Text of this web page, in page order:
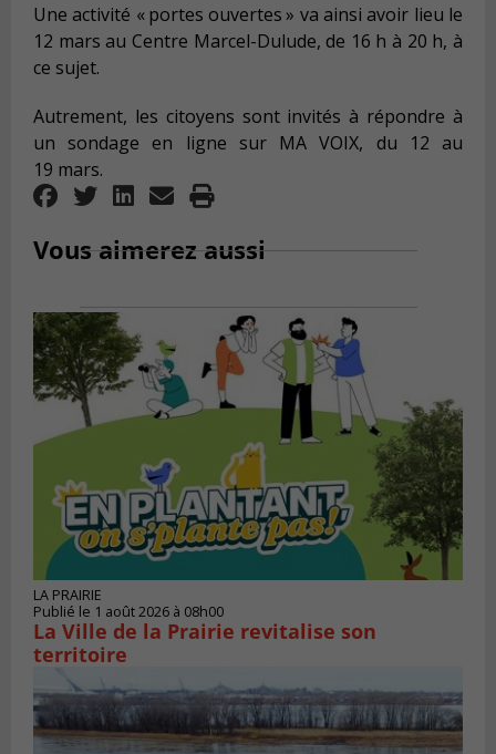
Une activité « portes ouvertes » va ainsi avoir lieu le
12 mars au Centre Marcel-Dulude, de 16 h à 20 h, à
ce sujet.
Autrement, les citoyens sont invités à répondre à
un sondage en ligne sur MA VOIX, du 12 au
19 mars.
Vous aimerez aussi
LA PRAIRIE
Publié le 1 août 2026 à 08h00
La Ville de la Prairie revitalise son
territoire